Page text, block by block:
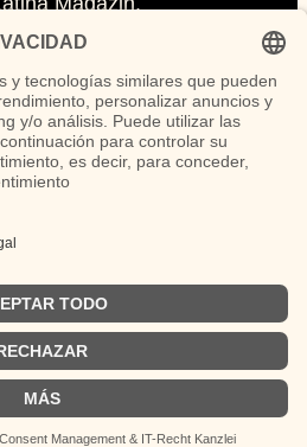
Páginas
de Cookies
Spanish